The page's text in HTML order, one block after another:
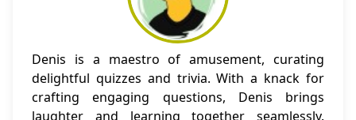
Denis is a maestro of amusement, curating
delightful quizzes and trivia. With a knack for
crafting engaging questions, Denis brings
laughter and learning together seamlessly.